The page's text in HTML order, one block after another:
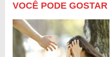
VOCÊ PODE GOSTAR